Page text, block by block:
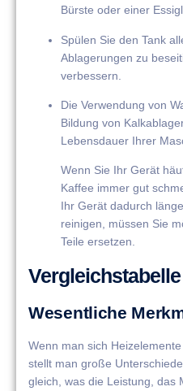
Bürste oder einer
Spülen Sie den Tank
Ablagerungen zu
verbessern.
Die Verwendung von
Bildung von
Lebensdauer Ihrer
Wenn Sie Ihr Gerät
Kaffee immer gut
Ihr Gerät dadurch
reinigen, müssen Sie
Teile ersetzen.
Vergleichstabelle
Wesentliche
Wenn man sich
stellt man große
gleich, was die Leistung, das